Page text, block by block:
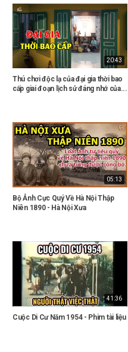
20:43
Thú chơi độc lạ của đại gia thời bao
cấp giai đoạn lịch sử đáng nhớ của...
05:13
Bộ Ảnh Cực Quý Về Hà Nội Thập
Niên 1890 - Hà Nội Xưa
41:36
Cuộc Di Cư Năm 1954 - Phim tài liệu